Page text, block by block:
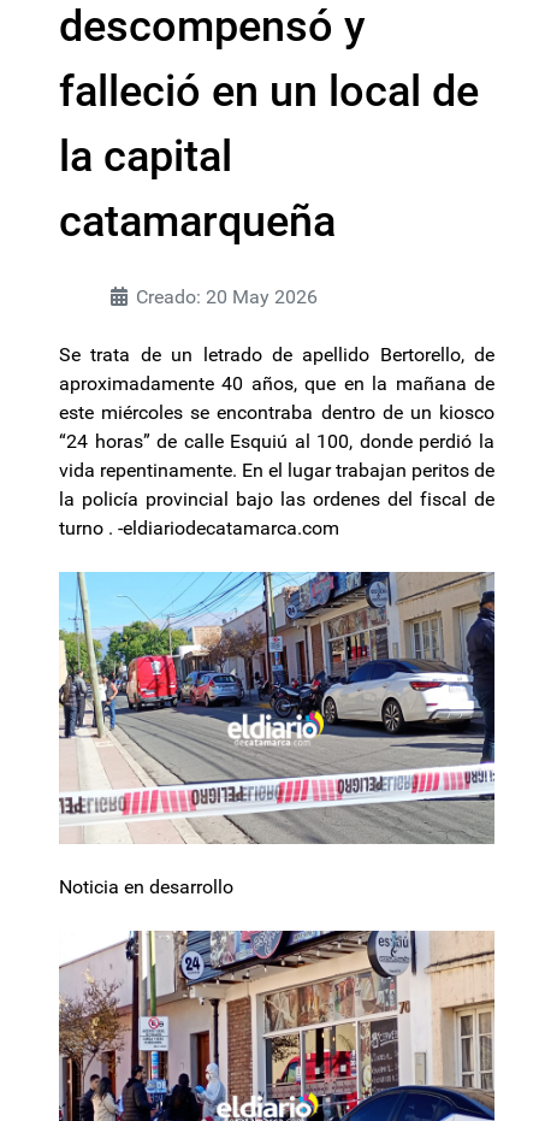
descompensó y
falleció en un local de
la capital
catamarqueña
Creado: 20 May 2026
Se trata de un letrado de apellido Bertorello, de
aproximadamente 40 años, que en la mañana de
este miércoles se encontraba dentro de un kiosco
“24 horas” de calle Esquiú al 100, donde perdió la
vida repentinamente. En el lugar trabajan peritos de
la policía provincial bajo las ordenes del fiscal de
turno . -eldiariodecatamarca.com
Noticia en desarrollo